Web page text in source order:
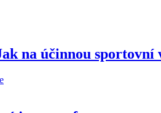
na účinnou sportovní